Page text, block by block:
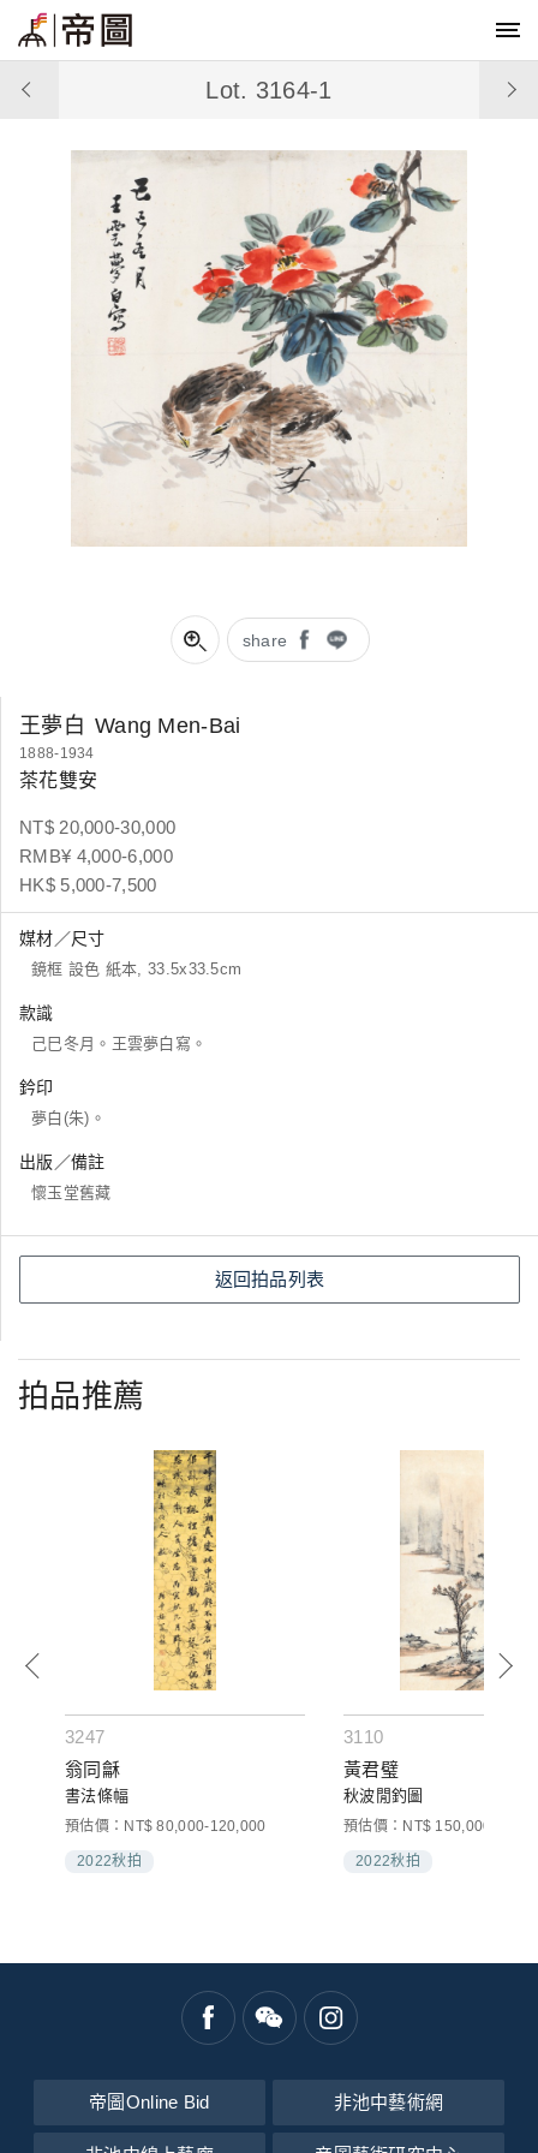
share
Lot. 3164-1
王夢白 Wang Men-Bai
1888-1934
茶花雙安
NT$ 20,000-30,000
RMB¥ 4,000-6,000
HK$ 5,000-7,500
媒材／尺寸
鏡框 設色 紙本, 33.5x33.5cm
款識
己巳冬月。王雲夢白寫。
鈐印
夢白(朱)。
出版／備註
懷玉堂舊藏
返回拍品列表
拍品推薦
3247
翁同龢
書法條幅
預估價：NT$ 80,000-120,000
2022秋拍
3110
黃君璧
秋波閒釣圖
預估價：NT$ 150,000-
2022秋拍
帝圖Online Bid 非池中藝術網